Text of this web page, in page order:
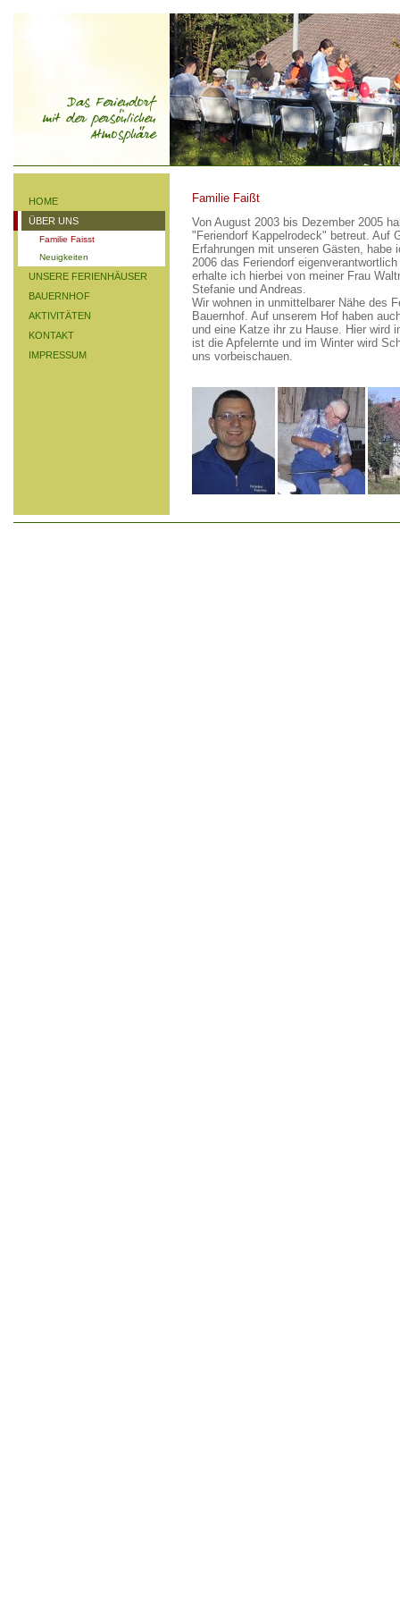
HOME
ÜBER UNS
Familie Faisst
Neuigkeiten
UNSERE FERIENHÄUSER
BAUERNHOF
AKTIVITÄTEN
KONTAKT
IMPRESSUM
Familie Faißt
Von August 2003 bis Dezember 2005
"Feriendorf Kappelrodeck" betreut. Auf
Erfahrungen mit unseren Gästen,
2006 das Feriendorf
erhalte ich hierbei von meiner Frau
Stefanie und Andreas.
Wir wohnen in unmittelbarer Nähe des
Bauernhof. Auf unserem Hof haben
und eine Katze ihr zu Hause. Hier wird
ist die Apfelernte und im Winter wird
uns vorbeischauen.